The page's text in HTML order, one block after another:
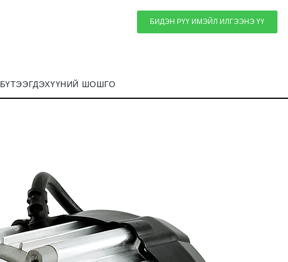
БИДЭН РҮҮ ИМЭЙЛ ИЛГЭЭНЭ ҮҮ
БҮТЭЭГДЭХҮҮНИЙ ШОШГО